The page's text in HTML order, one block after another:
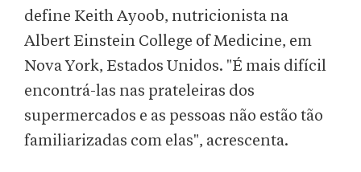
define Keith Ayoob, nutricionista na
Albert Einstein College of Medicine, em
Nova York, Estados Unidos. "É mais difícil
encontrá-las nas prateleiras dos
supermercados e as pessoas não estão tão
familiarizadas com elas", acrescenta.